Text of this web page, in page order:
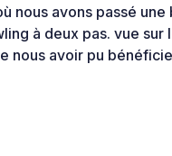
nous avons passé
à deux pas. vue sur
nous avoir pu